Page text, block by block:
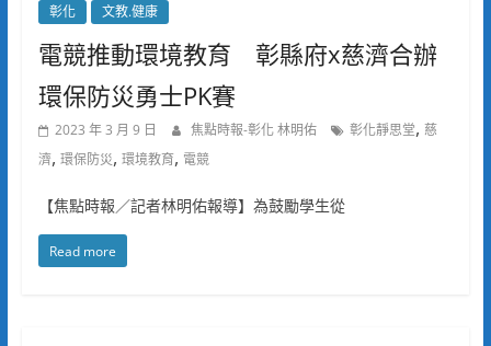
彰化 文教.健康
電競推動環境教育 彰縣府x慈濟合辦
環保防災勇士PK賽
2023 年 3 月 9 日 焦點時報-彰化 林明佑 彰化靜思堂, 慈
濟, 環保防災, 環境教育, 電競
【焦點時報／記者林明佑報導】為鼓勵學生從
Read more